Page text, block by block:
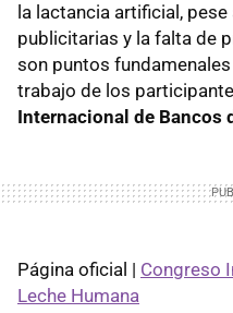
la lactancia artificial,
publicitarias y la falta de
son puntos
trabajo de los
Internacional de Bancos
Página oficial | Congreso
Leche Humana